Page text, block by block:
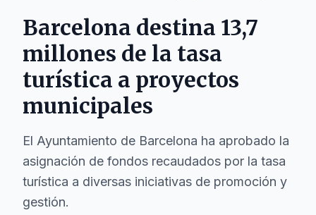
Barcelona destina 13,7
millones de la tasa
turística a proyectos
municipales
El Ayuntamiento de Barcelona ha aprobado la
asignación de fondos recaudados por la tasa
turística a diversas iniciativas de promoción y
gestión.